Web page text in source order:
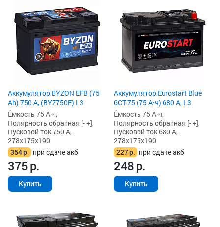
Аккумулятор BYZON EFB (75
Ah) 750 А, (BYZ750F) L3
Ёмкость 75 А·ч,
Полярность обратная [- +],
Пусковой ток 750 А,
278x175x190
354р. при сдаче акб
375р.
Купить
Аккумулятор Eurostart Blue
6CT-75 (75 А·ч) 680 А, L3
Ёмкость 75 А·ч,
Полярность обратная [- +],
Пусковой ток 680 А,
278x175x190
227р. при сдаче акб
248р.
Купить